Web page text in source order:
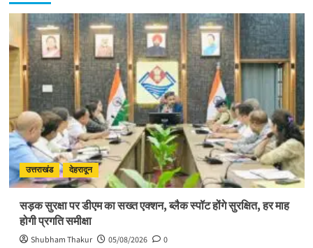
उत्तराखंड देहरादून
सड़क सुरक्षा पर डीएम का सख्त एक्शन, ब्लैक स्पॉट होंगे सुरक्षित, हर माह
होगी प्रगति समीक्षा
Shubham Thakur 05/08/2026
0